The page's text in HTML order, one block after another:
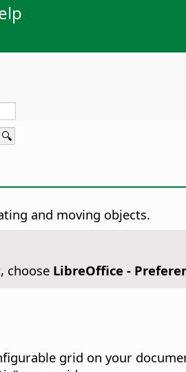
and moving objects.
choose LibreOffice -
grid on your